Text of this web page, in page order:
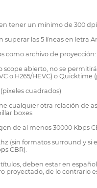
tener un mínimo de 300 dpi
superar las 5 líneas en letra
como archivo de proyección:
scope abierto, no se
o H265/HEVC) o Quicktime
(pixeles cuadrados)
cualquier otra relación de
boxes
de al menos 30000 Kbps
(sin formatos surround y si
CBR).
deben estar en
proyectado, de lo contrario